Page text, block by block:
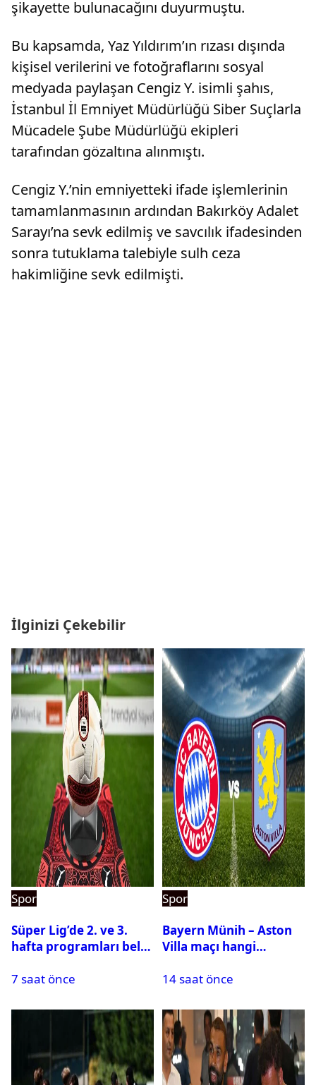
şikayette bulunacağını duyurmuştu.
Bu kapsamda, Yaz Yıldırım’ın rızası dışında
kişisel verilerini ve fotoğraflarını sosyal
medyada paylaşan Cengiz Y. isimli şahıs,
İstanbul İl Emniyet Müdürlüğü Siber Suçlarla
Mücadele Şube Müdürlüğü ekipleri
tarafından gözaltına alınmıştı.
Cengiz Y.’nin emniyetteki ifade işlemlerinin
tamamlanmasının ardından Bakırköy Adalet
Sarayı’na sevk edilmiş ve savcılık ifadesinden
sonra tutuklama talebiyle sulh ceza
hakimliğine sevk edilmişti.
İlginizi Çekebilir
Spor
Süper Lig’de 2. ve 3.
hafta programları belli
7 saat önce
Spor
Bayern Münih – Aston
Villa maçı hangi
saat kaçta oynanacak?
14 saat önce